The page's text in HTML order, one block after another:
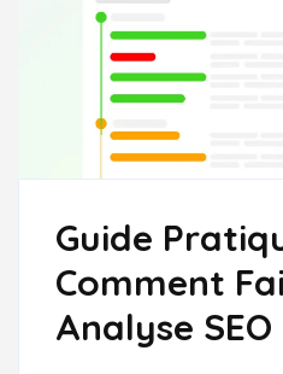
Guide
Comment
Analyse